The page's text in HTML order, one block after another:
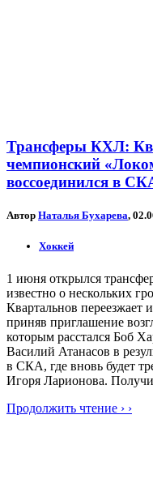
Трансферы КХЛ:
чемпионский
воссоединился в
Автор Наталья Бухарева,
Хоккей
1 июня открылся
известно о нескольких
Квартальнов переезжает
приняв приглашение
которым расстался Боб
Василий Атанасов в
в СКА, где вновь будет
Игоря Ларионова.
Продолжить чтение › ›